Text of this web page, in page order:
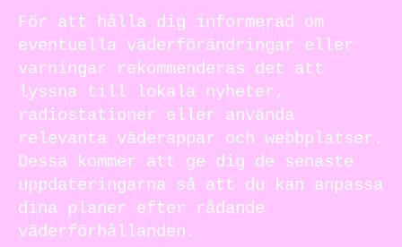
För att hålla dig informerad om
eventuella väderförändringar eller
varningar rekommenderas det att
lyssna till lokala nyheter,
radiostationer eller använda
relevanta väderappar och webbplatser.
Dessa kommer att ge dig de senaste
uppdateringarna så att du kan anpassa
dina planer efter rådande
väderförhållanden.